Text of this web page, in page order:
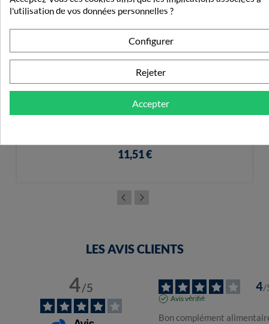
11,51 €
LES AVIS CLIENTS
4/5 4/
Avis vérifié
Bon complément
l'utilisation de vos données personnelles ?
Configurer
Rejeter
Accepter